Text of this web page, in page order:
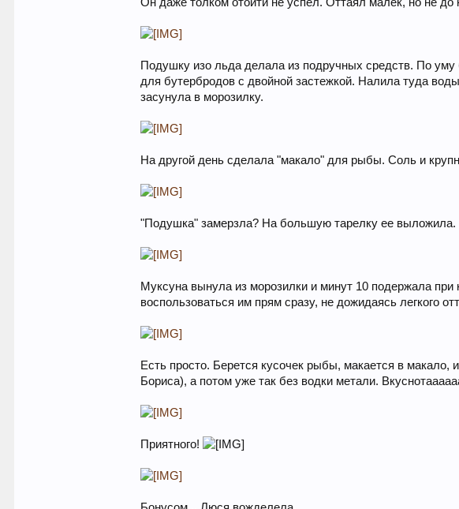
Подушку изо льда делала из подручных средств. По
для бутербродов с двойной застежкой. Налила туда
засунула в морозилку.
На другой день сделала "макало" для рыбы. Соль и
"Подушка" замерзла? На большую тарелку ее выложила.
Муксуна вынула из морозилки и минут 10 подержала
воспользоваться им прям сразу, не дожидаясь легкого
Есть просто. Берется кусочек рыбы, макается в
Бориса), а потом уже так без водки метали.
Приятного!